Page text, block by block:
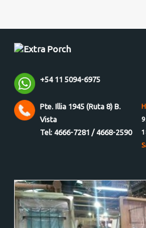
+54 11 5094-6975
Pte. Illia 1945 (Ruta 8) B.
Vista
Tel: 4666-7281 / 4668-2590